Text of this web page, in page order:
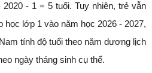
- 1 = 5 tuổi. Tuy nhiên, trẻ vẫn
học lớp 1 vào năm học 2026 - 2027,
tính độ tuổi theo năm dương lịch
ngày tháng sinh cụ thể.